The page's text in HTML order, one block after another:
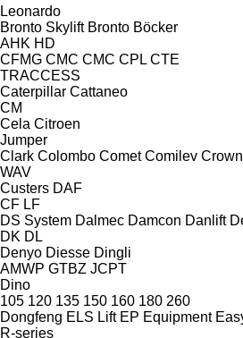
Leonardo
Bronto Skylift Bronto Böcker
AHK HD
CFMG CMC CMC CPL CTE
TRACCESS
Caterpillar Cattaneo
CM
Cela Citroen
Jumper
Clark Colombo Comet Comilev Crown
WAV
Custers DAF
CF LF
DS System Dalmec Damcon Danlift
DK DL
Denyo Diesse Dingli
AMWP GTBZ JCPT
Dino
105 120 135 150 160 180 260
Dongfeng ELS Lift EP Equipment
R-series